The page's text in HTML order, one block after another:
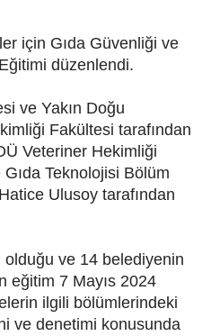
için Gıda Güvenliği ve
düzenlendi.
ve Yakın Doğu
Fakültesi tarafından
Veteriner Hekimliği
Teknolojisi Bölüm
Ulusoy tarafından
ve 14 belediyenin
eğitim 7 Mayıs 2024
ilgili bölümlerindeki
ve denetimi konusunda